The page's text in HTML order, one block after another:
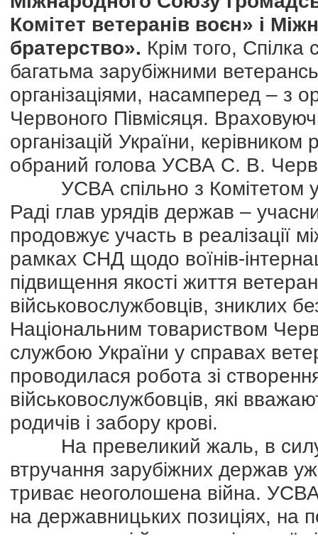
Комітет ветеранів воєн» і
братерство». Крім того, Спілка
багатьма зарубіжними
організаціями, насамперед – з
Червоного Півмісяця.
організацій України,
обраний голова УСВА С. В.
УСВА спільно з Комітетом у
Раді глав урядів держав –
продовжує участь в реалізації
рамках СНД щодо воїнів-
підвищення якості життя
військовослужбовців, зниклих
Національним товариством
службою України у справах
проводилася робота зі
військовослужбовців, які
родичів і забору крові.
На превеликий жаль, в силу
втручання зарубіжних держав
триває неоголошена війна.
на державницьких позиціях, на